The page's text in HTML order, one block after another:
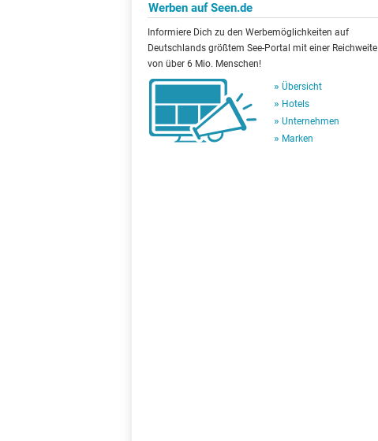
Werben auf Seen.de
Informiere Dich zu den Werbemöglichkeiten auf
Deutschlands größtem See-Portal mit einer Reichweite
von über 6 Mio. Menschen!
Übersicht
Hotels
Unternehmen
Marken